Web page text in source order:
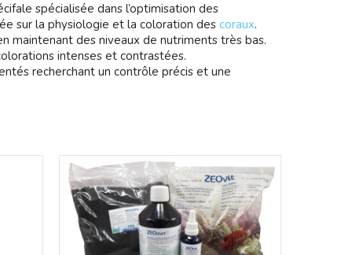
spécialisée dans l’optimisation des
sur la physiologie et la coloration des coraux.
maintenant des niveaux de nutriments très bas.
intenses et contrastées.
recherchant un contrôle précis et une